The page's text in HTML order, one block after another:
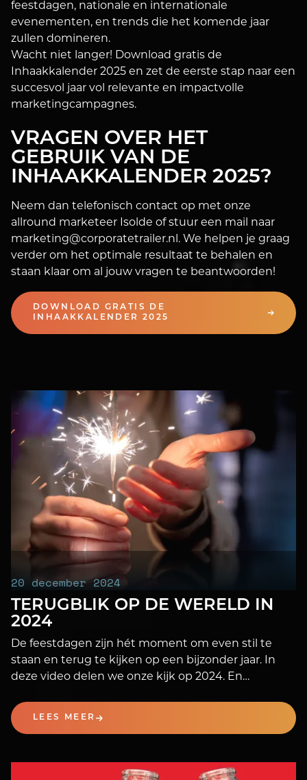
feestdagen, nationale en internationale
evenementen, en trends die het komende jaar
zullen domineren.
Wacht niet langer! Download gratis de
Inhaakkalender 2025 en zet de eerste stap naar een
succesvol jaar vol relevante en impactvolle
marketingcampagnes.
VRAGEN OVER HET
GEBRUIK VAN DE
INHAAKKALENDER 2025?
Neem dan telefonisch contact op met onze
allround marketeer Isolde of stuur een mail naar
marketing@corporatetrailer.nl. We helpen je graag
verder om het optimale resultaat te behalen en
staan klaar om al jouw vragen te beantwoorden!
DOWNLOAD GRATIS DE
INHAAKKALENDER 2025
20 december 2024
TERUGBLIK OP DE WERELD IN
2024
De feestdagen zijn hét moment om even stil te
staan en terug te kijken op een bijzonder jaar. In
deze video delen we onze kijk op 2024. En
feestdagen en een heel fijn 2025!
LEES MEER